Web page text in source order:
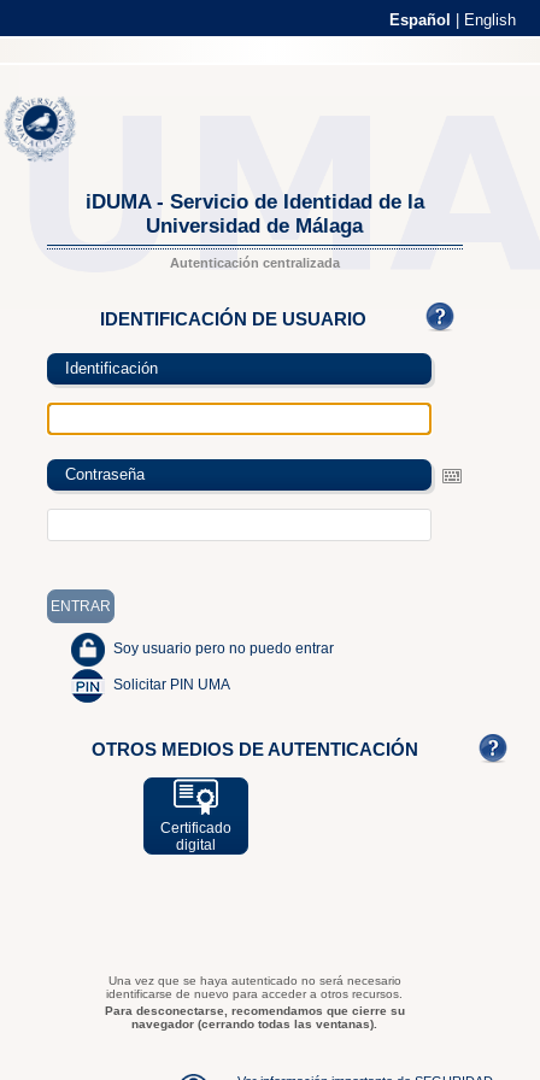
Español English
iDUMA - Servicio de Identidad de la
Universidad de Málaga
Autenticación centralizada
IDENTIFICACIÓN DE USUARIO
Identificación
Contraseña
Soy usuario pero no puedo entrar
Solicitar PIN UMA
OTROS MEDIOS DE AUTENTICACIÓN
Certificado
digital
Una vez que se haya autenticado no será necesario
identificarse de nuevo para acceder a otros recursos.
Para desconectarse, recomendamos que cierre su
navegador (cerrando todas las ventanas).